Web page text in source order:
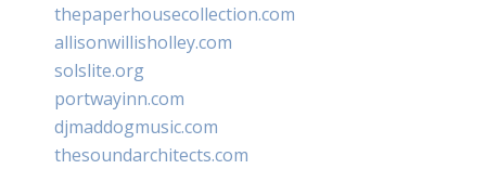
thepaperhousecollection.com
allisonwillisholley.com
solslite.org
portwayinn.com
djmaddogmusic.com
thesoundarchitects.com